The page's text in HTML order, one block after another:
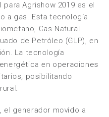
para Agrishow 2019 es el
a gas. Esta tecnología
Gas Natural
de Petróleo (GLP), en
La tecnología
en operaciones
posibilitando
el generador movido a